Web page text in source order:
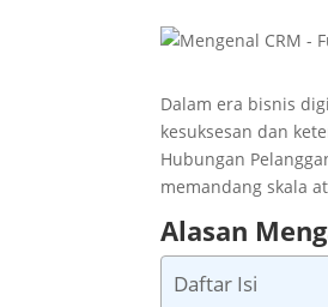
Dalam era bisnis
kesuksesan dan
Hubungan
memandang skala
Alasan
Daftar Isi